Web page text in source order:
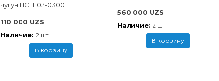
чугун HCLF03-0300
110 000 UZS
Наличие: 2 шт
В корзину
560 000 UZS
Наличие: 2 шт
В корзину